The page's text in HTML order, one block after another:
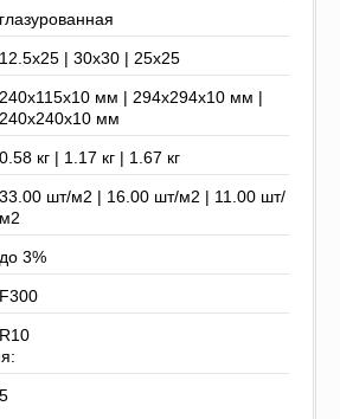
глазурованная
12.5x25 | 30x30 | 25x25
240x115x10 мм | 294x294x10 мм |
240x240x10 мм
0.58 кг | 1.17 кг | 1.67 кг
33.00 шт/м2 | 16.00 шт/м2 | 11.00 шт/
м2
до 3%
F300
R10
5